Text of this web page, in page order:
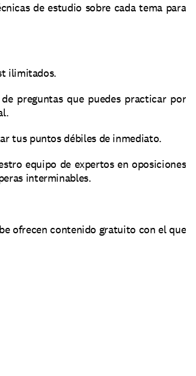
de estudio sobre cada tema para
ilimitados.
preguntas que puedes practicar por
tus puntos débiles de inmediato.
equipo de expertos en oposiciones
interminables.
ofrecen contenido gratuito con el que